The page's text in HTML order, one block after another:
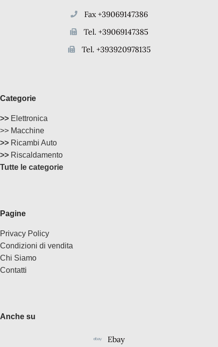
Fax +39069147386
Tel. +39069147385
Tel. +393920978135
Categorie
>> Elettronica
>> Macchine
>> Ricambi Auto
>> Riscaldamento
Tutte le categorie
Pagine
Privacy Policy
Condizioni di vendita
Chi Siamo
Contatti
Anche su
Ebay